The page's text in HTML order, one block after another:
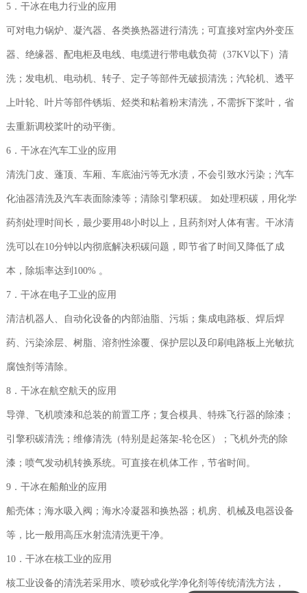
5．干冰在电力行业的应用
可对电力锅炉、凝汽器、各类换热器进行清洗；可直接对室内外变压
器、绝缘器、配电柜及电线、电缆进行带电载负荷（37KV以下）清
洗；发电机、电动机、转子、定子等部件无破损清洗；汽轮机、透平
上叶轮、叶片等部件锈垢、烃类和粘着粉末清洗，不需拆下桨叶，省
去重新调校桨叶的动平衡。
6．干冰在汽车工业的应用
清洗门皮、蓬顶、车厢、车底油污等无水渍，不会引致水污染；汽车
化油器清洗及汽车表面除漆等；清除引擎积碳。 如处理积碳，用化学
药剂处理时间长，最少要用48小时以上，且药剂对人体有害。干冰清
洗可以在10分钟以内彻底解决积碳问题，即节省了时间又降低了成
本，除垢率达到100% 。
7．干冰在电子工业的应用
清洁机器人、自动化设备的内部油脂、污垢；集成电路板、焊后焊
药、污染涂层、树脂、溶剂性涂覆、保护层以及印刷电路板上光敏抗
腐蚀剂等清除。
8．干冰在航空航天的应用
导弹、飞机喷漆和总装的前置工序；复合模具、特殊飞行器的除漆；
引擎积碳清洗；维修清洗（特别是起落架-轮仓区）；飞机外壳的除
漆；喷气发动机转换系统。可直接在机体工作，节省时间。
9．干冰在船舶业的应用
船壳体；海水吸入阀；海水冷凝器和换热器；机房、机械及电器设备
等，比一般用高压水射流清洗更干净。
10．干冰在核工业的应用
核工业设备的清洗若采用水、喷砂或化学净化剂等传统清洗方法，